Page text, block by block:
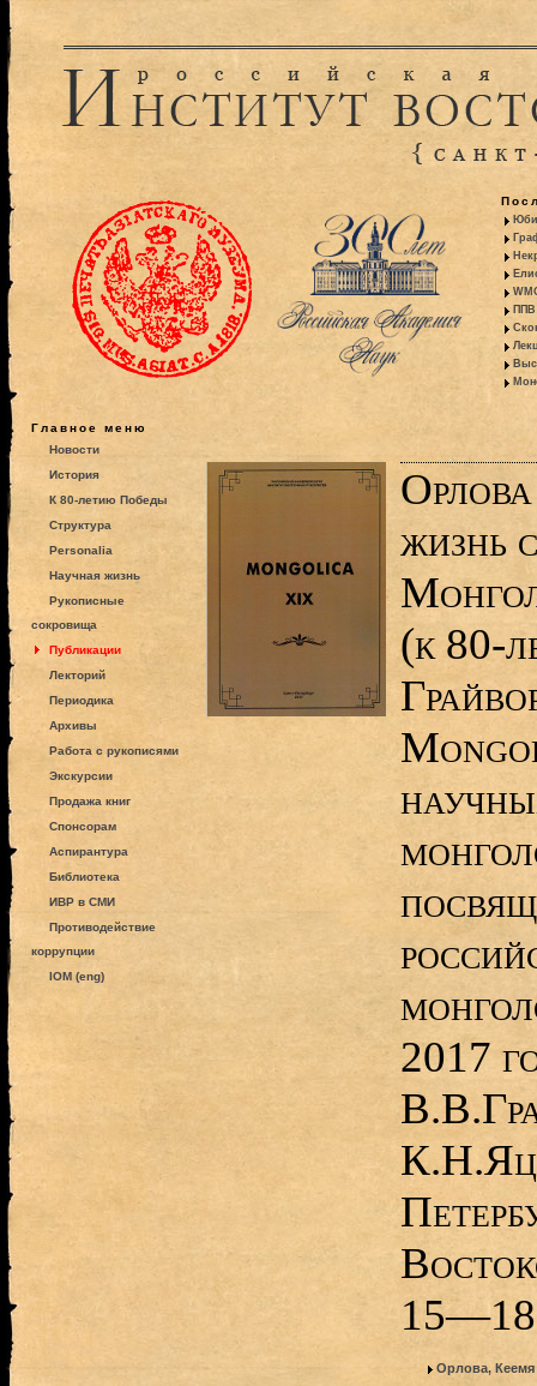
ППВ
Главное меню
Новости
История
К 80-летию Победы
Структура
Personalia
Научная жизнь
Рукописные
сокровища
Публикации
Лекторий
Периодика
Архивы
Работа с рукописями
Экскурсии
Продажа книг
Спонсорам
Аспирантура
Библиотека
ИВР в СМИ
Противодействие
коррупции
IOM (eng)
жизнь
(к 80-
2017
Орлова,